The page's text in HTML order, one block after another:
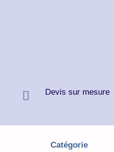
Devis sur mesure
Catégorie